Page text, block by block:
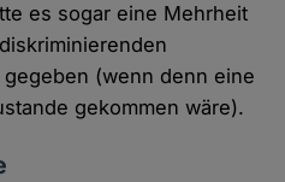
es sogar eine Mehrheit
(wenn denn eine
gekommen wäre).